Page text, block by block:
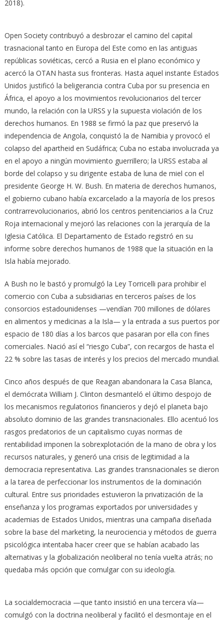
2018).
Open Society contribuyó a desbrozar el camino del capital
trasnacional tanto en Europa del Este como en las antiguas
repúblicas soviéticas, cercó a Rusia en el plano económico y
acercó la OTAN hasta sus fronteras. Hasta aquel instante Estados
Unidos justificó la beligerancia contra Cuba por su presencia en
África, el apoyo a los movimientos revolucionarios del tercer
mundo, la relación con la URSS y la supuesta violación de los
derechos humanos. En 1988 se firmó la paz que preservó la
independencia de Angola, conquistó la de Namibia y provocó el
colapso del apartheid en Sudáfrica; Cuba no estaba involucrada ya
en el apoyo a ningún movimiento guerrillero; la URSS estaba al
borde del colapso y su dirigente estaba de luna de miel con el
presidente George H. W. Bush. En materia de derechos humanos,
el gobierno cubano había excarcelado a la mayoría de los presos
contrarrevolucionarios, abrió los centros penitenciarios a la Cruz
Roja internacional y mejoró las relaciones con la jerarquía de la
Iglesia Católica. El Departamento de Estado registró en su
informe sobre derechos humanos de 1988 que la situación en la
Isla había mejorado.
A Bush no le bastó y promulgó la Ley Torricelli para prohibir el
comercio con Cuba a subsidiarias en terceros países de los
consorcios estadounidenses —vendían 700 millones de dólares
en alimentos y medicinas a la Isla— y la entrada a sus puertos por
espacio de 180 días a los barcos que pasaran por ella con fines
comerciales. Nació así el “riesgo Cuba”, con recargos de hasta el
22 % sobre las tasas de interés y los precios del mercado mundial.
Cinco años después de que Reagan abandonara la Casa Blanca,
el demócrata William J. Clinton desmanteló el último despojo de
los mecanismos regulatorios financieros y dejó el planeta bajo
absoluto dominio de las grandes transnacionales. Ello acentuó los
rasgos predatorios de un capitalismo cuyas normas de
rentabilidad imponen la sobrexplotación de la mano de obra y los
recursos naturales, y generó una crisis de legitimidad a la
democracia representativa. Las grandes transnacionales se dieron
a la tarea de perfeccionar los instrumentos de la dominación
cultural. Entre sus prioridades estuvieron la privatización de la
enseñanza y los programas exportados por universidades y
academias de Estados Unidos, mientras una campaña diseñada
sobre la base del marketing, la neurociencia y métodos de guerra
psicológica intentaba hacer creer que se habían acabado las
alternativas y la globalización neoliberal no tenía vuelta atrás; no
quedaba más opción que comulgar con su ideología.
La socialdemocracia —que tanto insistió en una tercera vía—
comulgó con la doctrina neoliberal y facilitó el desmontaje en el